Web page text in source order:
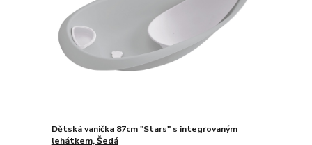
Dětská vanička 87cm "Stars" s integrovaným
lehátkem, Šedá